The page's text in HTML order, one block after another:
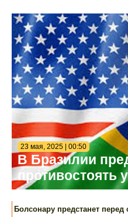
23 мая, 2025 | 00:50
В Бразилии
противостоять
Болсонару предстанет